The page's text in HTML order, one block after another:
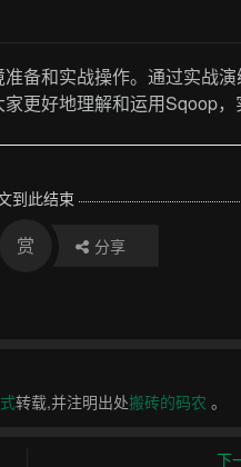
备和实战操作。通过实战
更好地理解和运用Sqoop，
到此结束
赏 分享
转载,并注明出处搬砖的码农 。
下